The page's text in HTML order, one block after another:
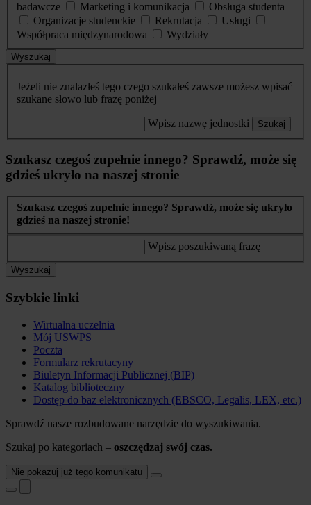
badawcze
Marketing i komunikacja
Obsługa studenta
Organizacje studenckie
Rekrutacja
Usługi
Współpraca międzynarodowa
Wydziały
Wyszukaj
Jeżeli nie znalazłeś tego czego szukałeś zawsze możesz wpisać
szukane słowo lub frazę poniżej
Wpisz nazwę jednostki Szukaj
Szukasz czegoś zupełnie innego? Sprawdź, może się
gdzieś ukryło na naszej stronie
Szukasz czegoś zupełnie innego? Sprawdź, może się ukryło
gdzieś na naszej stronie!
Wpisz poszukiwaną frazę
Wyszukaj
Szybkie linki
Wirtualna uczelnia
Mój USWPS
Poczta
Formularz rekrutacyny
Biuletyn Informacji Publicznej (BIP)
Katalog biblioteczny
Dostęp do baz elektronicznych (EBSCO, Legalis, LEX, etc.)
Sprawdź nasze rozbudowane narzędzie do wyszukiwania.
Szukaj po kategoriach – oszczędzaj swój czas.
Nie pokazuj już tego komunikatu